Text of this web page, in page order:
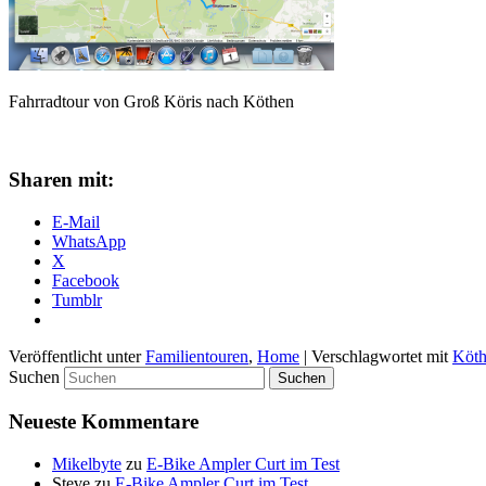
Fahrradtour von Groß Köris nach Köthen
Sharen mit:
E-Mail
WhatsApp
X
Facebook
Tumblr
Veröffentlicht unter Familientouren, Home | Verschlagwortet mit
Suchen
Neueste Kommentare
Mikelbyte zu E-Bike Ampler Curt im Test